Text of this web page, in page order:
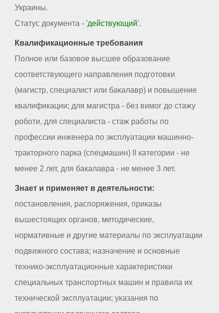
Украины.
Статус документа - 'действующий'.
Квалификационные требования
Полное или базовое высшее образование
соответствующего направления подготовки
(магистр, специалист или бакалавр) и повышение
квалификации; для магистра - без вимог до стажу
роботи, для специалиста - стаж работы по
профессии инженера по эксплуатации машинно-
тракторного парка (спецмашин) II категории - не
менее 2 лет, для бакалавра - не менее 3 лет.
Знает и применяет в деятельности:
постановления, распоряжения, приказы
вышестоящих органов, методические,
нормативные и другие материалы по эксплуатации
подвижного состава; назначение и основные
технико-эксплуатационные характеристики
специальных транспортных машин и правила их
технической эксплуатации; указания по